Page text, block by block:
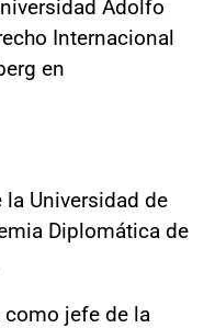
Adolfo
Internacional
en
Universidad de
Diplomática de
jefe de la